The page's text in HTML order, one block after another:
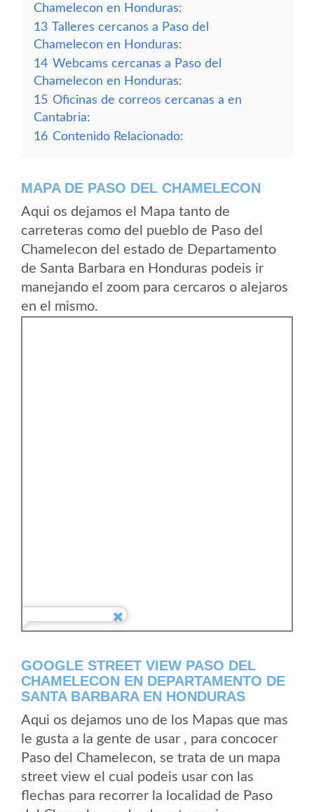
Chamelecon en Honduras:
13 Talleres cercanos a Paso del
Chamelecon en Honduras:
14 Webcams cercanas a Paso del
Chamelecon en Honduras:
15 Oficinas de correos cercanas a en
Cantabria:
16 Contenido Relacionado:
MAPA DE PASO DEL CHAMELECON
Aqui os dejamos el Mapa tanto de
carreteras como del pueblo de Paso del
Chamelecon del estado de Departamento
de Santa Barbara en Honduras podeis ir
manejando el zoom para cercaros o alejaros
en el mismo.
GOOGLE STREET VIEW PASO DEL
CHAMELECON EN DEPARTAMENTO DE
SANTA BARBARA EN HONDURAS
Aqui os dejamos uno de los Mapas que mas
le gusta a la gente de usar , para concocer
Paso del Chamelecon, se trata de un mapa
street view el cual podeis usar con las
flechas para recorrer la localidad de Paso